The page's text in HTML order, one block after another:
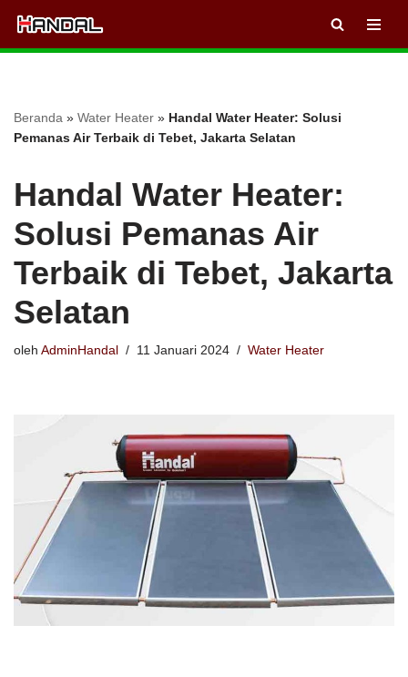
Lompat
Beranda » Water Heater » Handal Water Heater: Solusi
Pemanas Air Terbaik di Tebet, Jakarta Selatan
Handal Water Heater:
Solusi Pemanas Air
Terbaik di Tebet, Jakarta
Selatan
oleh AdminHandal 11 Januari 2024 Water Heater